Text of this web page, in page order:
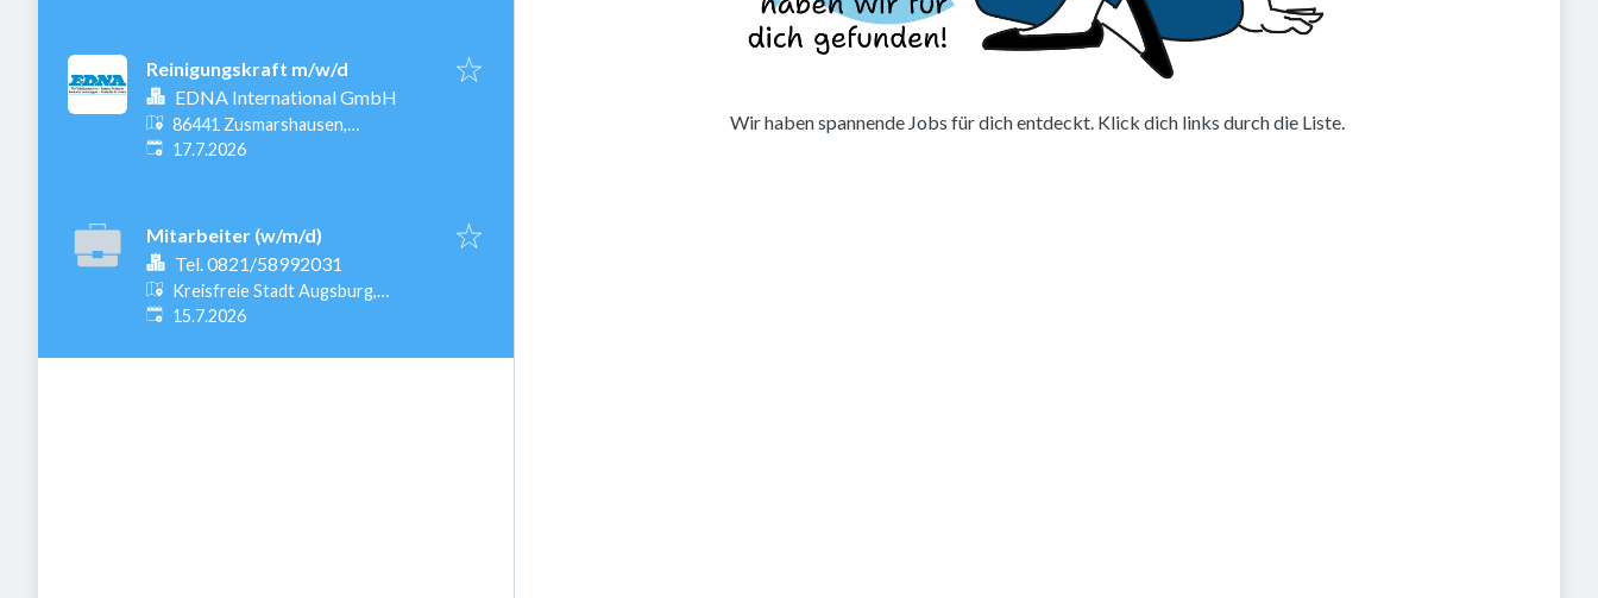
Reinigungskraft m/w/d
EDNA International GmbH
86441 Zusmarshausen,
Deutschland
Veröffentlicht
17.7.2026
Mitarbeiter (w/m/d)
Tel. 0821/58992031
Kreisfreie Stadt Augsburg,
Augsburg, Deutschland
Veröffentlicht
15.7.2026
Wir haben spannende Jobs für dich entdeckt. Klick dich links durch die Liste.